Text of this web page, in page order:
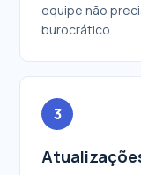
equipe não
burocrático.
3